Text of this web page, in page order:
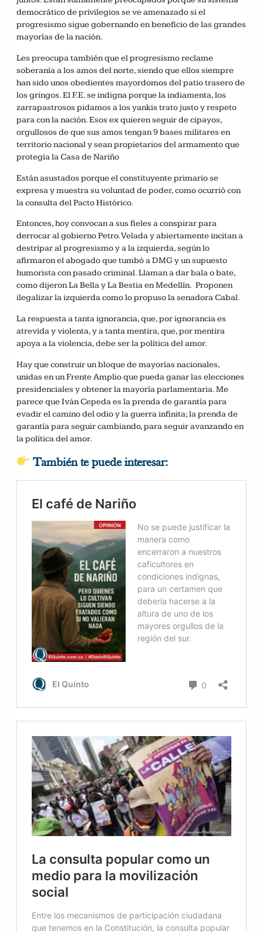
democrático de privilegios se ve amenazado si el
progresismo sigue gobernando en beneficio de las grandes
mayorías de la nación.
Les preocupa también que el progresismo reclame
soberanía a los amos del norte, siendo que ellos siempre
han sido unos obedientes mayordomos del patio trasero de
los gringos. El F.E. se indigna porque la indiamenta, los
zarrapastrosos pidamos a los yankis trato justo y respeto
para con la nación. Esos ex quieren seguir de cipayos,
orgullosos de que sus amos tengan 9 bases militares en
territorio nacional y sean propietarios del armamento que
protegía la Casa de Nariño
Están asustados porque el constituyente primario se
expresa y muestra su voluntad de poder, como ocurrió con
la consulta del Pacto Histórico.
Entonces, hoy convocan a sus fieles a conspirar para
derrocar al gobierno Petro. Velada y abiertamente incitan a
destripar al progresismo y a la izquierda, según lo
afirmaron el abogado que tumbó a DMG y un supuesto
humorista con pasado criminal. Llaman a dar bala o bate,
como dijeron La Bella y La Bestia en Medellín. Proponen
ilegalizar la izquierda como lo propuso la senadora Cabal.
La respuesta a tanta ignorancia, que, por ignorancia es
atrevida y violenta, y a tanta mentira, que, por mentira
apoya a la violencia, debe ser la política del amor.
Hay que construir un bloque de mayorías nacionales,
unidas en un Frente Amplio que pueda ganar las elecciones
presidenciales y obtener la mayoría parlamentaria. Me
parece que Iván Cepeda es la prenda de garantía para
evadir el camino del odio y la guerra infinita; la prenda de
garantía para seguir cambiando, para seguir avanzando en
la política del amor.
También te puede interesar: